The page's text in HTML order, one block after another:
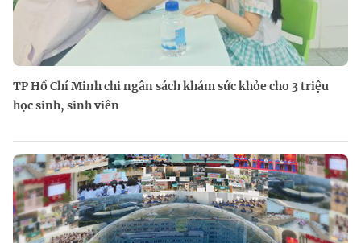
TP Hồ Chí Minh chi ngân sách khám sức khỏe cho 3 triệu
học sinh, sinh viên